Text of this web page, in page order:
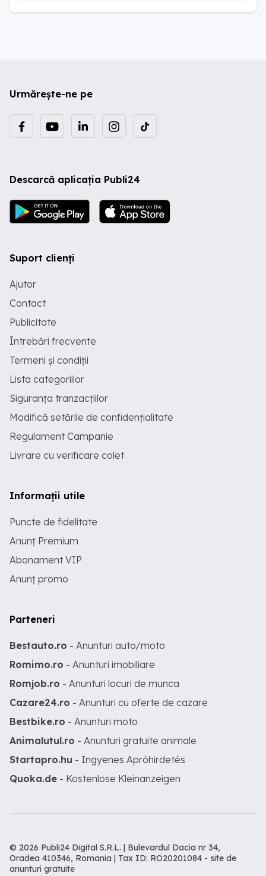
Urmărește-ne pe
Descarcă aplicația Publi24
Suport clienți
Ajutor
Contact
Publicitate
Întrebări frecvente
Termeni și condiții
Lista categoriilor
Siguranța tranzacțiilor
Modifică setările de confidențialitate
Regulament Campanie
Livrare cu verificare colet
Informații utile
Puncte de fidelitate
Anunț Premium
Abonament VIP
Anunț promo
Parteneri
Bestauto.ro - Anunturi auto/moto
Romimo.ro - Anunturi imobiliare
Romjob.ro - Anunturi locuri de munca
Cazare24.ro - Anunturi cu oferte de cazare
Bestbike.ro - Anunturi moto
Animalutul.ro - Anunturi gratuite animale
Startapro.hu - Ingyenes Apróhirdetés
Quoka.de - Kostenlose Kleinanzeigen
© 2026 Publi24 Digital S.R.L. | Bulevardul Dacia nr 34,
Oradea 410346, Romania | Tax ID: RO20201084 - site de
anunturi gratuite